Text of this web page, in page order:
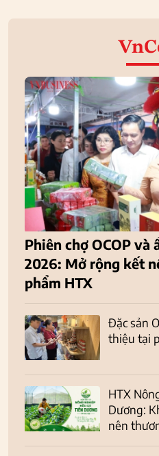
Phiên chợ OCOP
2026: Mở rộng kết
phẩm HTX
Đặc sản
thiệu tại
HTX
Dương:
nên